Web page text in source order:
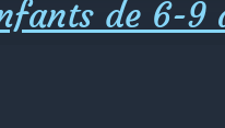
de 6-9